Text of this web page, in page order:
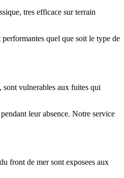
tres efficace sur terrain
quel que soit le type de
sont vulnerables aux fuites qui
leur absence. Notre service
front de mer sont exposees aux